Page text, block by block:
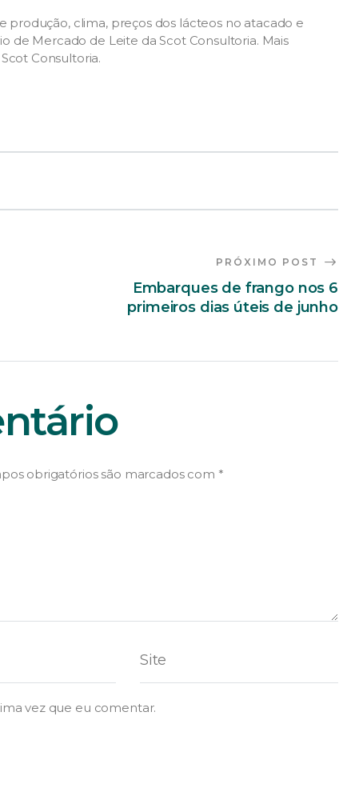
produção, clima, preços dos lácteos no atacado e
de Mercado de Leite da Scot Consultoria. Mais
Consultoria.
PRÓXIMO POST
Embarques de frango nos 6
primeiros dias úteis de junho
obrigatórios são marcados com *
vez que eu comentar.